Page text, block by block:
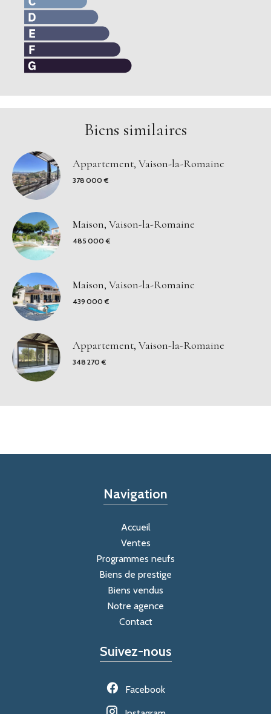
Biens similaires
Appartement, Vaison-la-Romaine
378 000 €
Maison, Vaison-la-Romaine
485 000 €
Maison, Vaison-la-Romaine
439 000 €
Appartement, Vaison-la-Romaine
348 270 €
Navigation
Accueil
Ventes
Programmes neufs
Biens de prestige
Biens vendus
Notre agence
Contact
Suivez-nous
Facebook